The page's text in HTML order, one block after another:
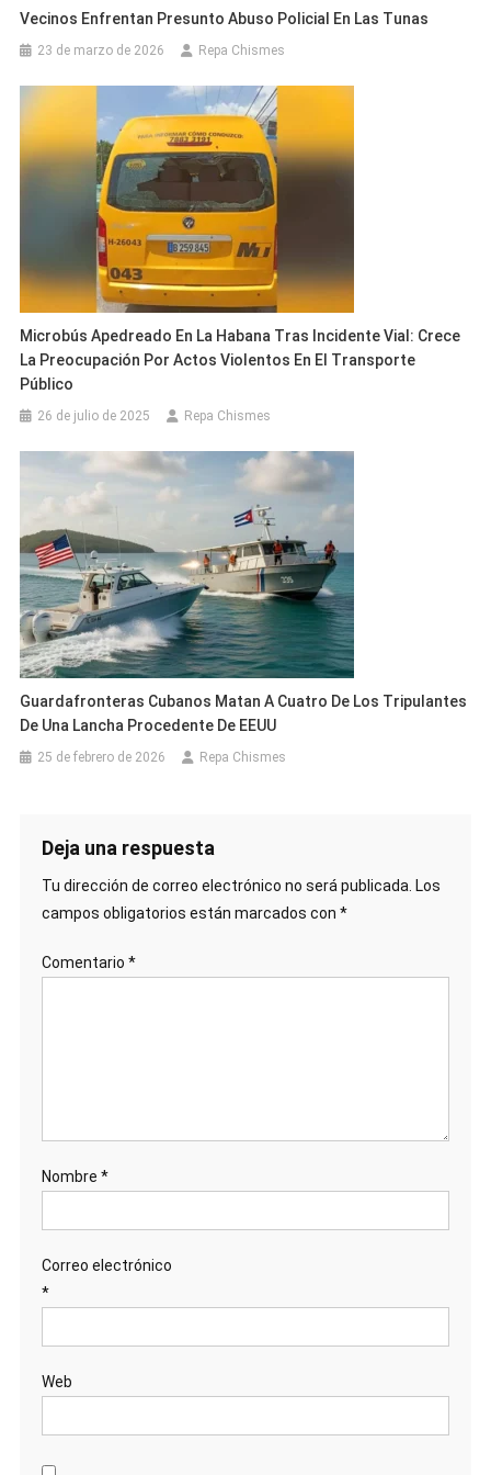
Vecinos Enfrentan Presunto Abuso Policial En Las Tunas
23 de marzo de 2026 Repa Chismes
Microbús Apedreado En La Habana Tras Incidente Vial: Crece
La Preocupación Por Actos Violentos En El Transporte
Público
26 de julio de 2025 Repa Chismes
Guardafronteras Cubanos Matan A Cuatro De Los Tripulantes
De Una Lancha Procedente De EEUU
25 de febrero de 2026 Repa Chismes
Deja una respuesta
Tu dirección de correo electrónico no será publicada. Los
campos obligatorios están marcados con *
Comentario *
Nombre *
Correo electrónico
*
Web